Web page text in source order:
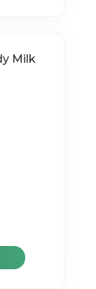
Milk